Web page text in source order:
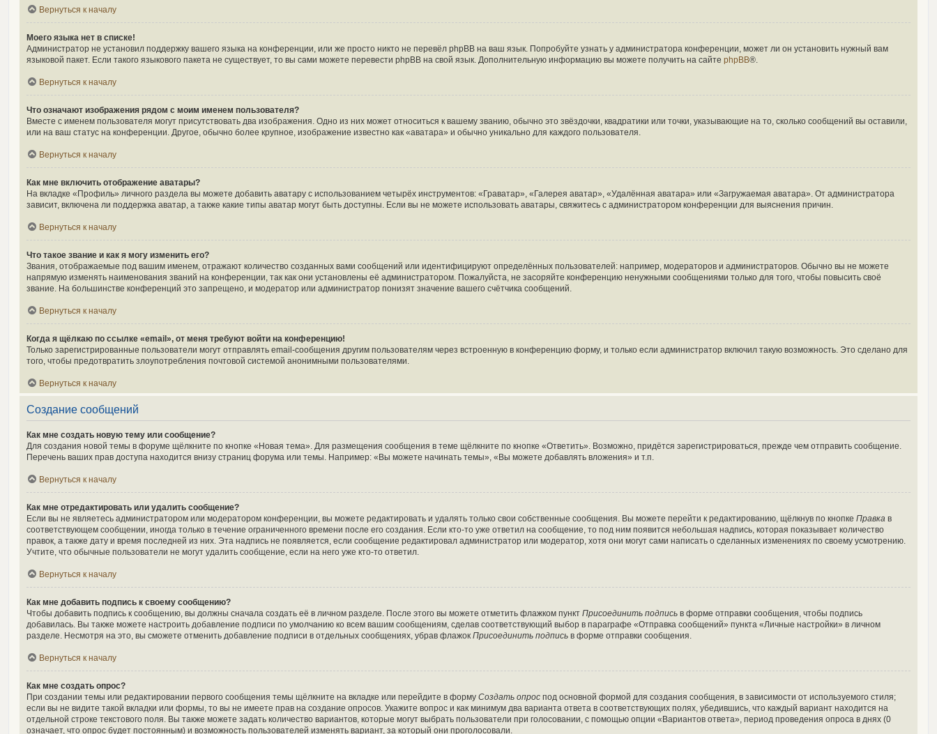
Вернуться к началу
Моего языка нет в списке!
Администратор не установил поддержку вашего языка на конференции, или же просто никто не перевёл phpBB на ваш язык. Попробуйте узнать у администратора конференции, может ли он установить нужный вам
языковой пакет. Если такого языкового пакета не существует, то вы сами можете перевести phpBB на свой язык. Дополнительную информацию вы можете получить на сайте phpBB®.
Вернуться к началу
Что означают изображения рядом с моим именем пользователя?
Вместе с именем пользователя могут присутствовать два изображения. Одно из них может относиться к вашему званию, обычно это звёздочки, квадратики или точки, указывающие на то, сколько сообщений вы оставили,
или на ваш статус на конференции. Другое, обычно более крупное, изображение известно как «аватара» и обычно уникально для каждого пользователя.
Вернуться к началу
Как мне включить отображение аватары?
На вкладке «Профиль» личного раздела вы можете добавить аватару с использованием четырёх инструментов: «Граватар», «Галерея аватар», «Удалённая аватара» или «Загружаемая аватара». От администратора
зависит, включена ли поддержка аватар, а также какие типы аватар могут быть доступны. Если вы не можете использовать аватары, свяжитесь с администратором конференции для выяснения причин.
Вернуться к началу
Что такое звание и как я могу изменить его?
Звания, отображаемые под вашим именем, отражают количество созданных вами сообщений или идентифицируют определённых пользователей: например, модераторов и администраторов. Обычно вы не можете
напрямую изменять наименования званий на конференции, так как они установлены её администратором. Пожалуйста, не засоряйте конференцию ненужными сообщениями только для того, чтобы повысить своё
звание. На большинстве конференций это запрещено, и модератор или администратор понизят значение вашего счётчика сообщений.
Вернуться к началу
Когда я щёлкаю по ссылке «email», от меня требуют войти на конференцию!
Только зарегистрированные пользователи могут отправлять email-сообщения другим пользователям через встроенную в конференцию форму, и только если администратор включил такую возможность. Это сделано для
того, чтобы предотвратить злоупотребления почтовой системой анонимными пользователями.
Вернуться к началу
Создание сообщений
Как мне создать новую тему или сообщение?
Для создания новой темы в форуме щёлкните по кнопке «Новая тема». Для размещения сообщения в теме щёлкните по кнопке «Ответить». Возможно, придётся зарегистрироваться, прежде чем отправить сообщение.
Перечень ваших прав доступа находится внизу страниц форума или темы. Например: «Вы можете начинать темы», «Вы можете добавлять вложения» и т.п.
Вернуться к началу
Как мне отредактировать или удалить сообщение?
Если вы не являетесь администратором или модератором конференции, вы можете редактировать и удалять только свои собственные сообщения. Вы можете перейти к редактированию, щёлкнув по кнопке Правка в
соответствующем сообщении, иногда только в течение ограниченного времени после его создания. Если кто-то уже ответил на сообщение, то под ним появится небольшая надпись, которая показывает количество
правок, а также дату и время последней из них. Эта надпись не появляется, если сообщение редактировал администратор или модератор, хотя они могут сами написать о сделанных изменениях по своему усмотрению.
Учтите, что обычные пользователи не могут удалить сообщение, если на него уже кто-то ответил.
Вернуться к началу
Как мне добавить подпись к своему сообщению?
Чтобы добавить подпись к сообщению, вы должны сначала создать её в личном разделе. После этого вы можете отметить флажком пункт Присоединить подпись в форме отправки сообщения, чтобы подпись
добавилась. Вы также можете настроить добавление подписи по умолчанию ко всем вашим сообщениям, сделав соответствующий выбор в параграфе «Отправка сообщений» пункта «Личные настройки» в личном
разделе. Несмотря на это, вы сможете отменить добавление подписи в отдельных сообщениях, убрав флажок Присоединить подпись в форме отправки сообщения.
Вернуться к началу
Как мне создать опрос?
При создании темы или редактировании первого сообщения темы щёлкните на вкладке или перейдите в форму Создать опрос под основной формой для создания сообщения, в зависимости от используемого стиля;
если вы не видите такой вкладки или формы, то вы не имеете прав на создание опросов. Укажите вопрос и как минимум два варианта ответа в соответствующих полях, убедившись, что каждый вариант находится на
отдельной строке текстового поля. Вы также можете задать количество вариантов, которые могут выбрать пользователи при голосовании, с помощью опции «Вариантов ответа», период проведения опроса в днях (0
означает, что опрос будет постоянным) и возможность пользователей изменять вариант, за который они проголосовали.